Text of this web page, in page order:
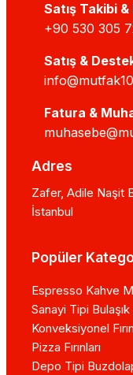
Satış Takibi
+90 530 305
Satış &
Fatura &
Adres
Zafer, Adile Naşit
İstanbul
Popüler
Espresso Kahve
Sanayi Tipi
Konveksiyonel
Pizza Fırınları
Depo Tipi